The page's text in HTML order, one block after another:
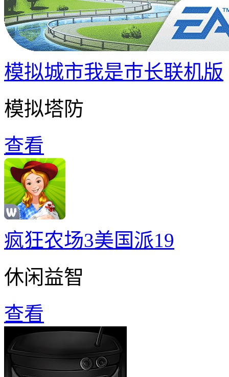
模拟城市我是巿长联机版
模拟塔防
查看
疯狂农场3美国派19
休闲益智
查看